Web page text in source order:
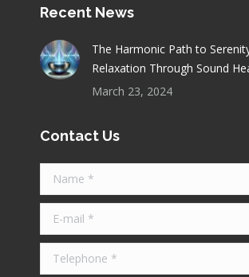
Recent News
The Harmonic Path to
Relaxation Through Sound
March 23, 2024
Contact Us
Name *
E-mail *
Telephone *